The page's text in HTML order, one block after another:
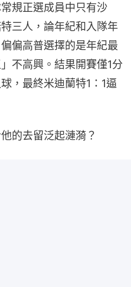
規正選成員中只有沙
三人，論年紀和入隊年
偏高普選擇的是年紀最
不高興。結果開賽僅1分
，最終米迪蘭特1：1逼
的去留泛起漣漪？